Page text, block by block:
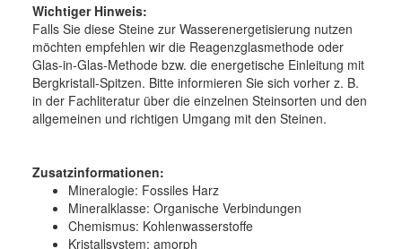
Wichtiger Hinweis:
Falls Sie diese Steine zur Wasserenergetisierung nutzen
möchten empfehlen wir die Reagenzglasmethode oder
Glas-in-Glas-Methode bzw. die energetische Einleitung mit
Bergkristall-Spitzen. Bitte informieren Sie sich vorher z. B.
in der Fachliteratur über die einzelnen Steinsorten und den
allgemeinen und richtigen Umgang mit den Steinen.
Zusatzinformationen:
Mineralogie: Fossiles Harz
Mineralklasse: Organische Verbindungen
Chemismus: Kohlenwasserstoffe
Kristallsystem: amorph